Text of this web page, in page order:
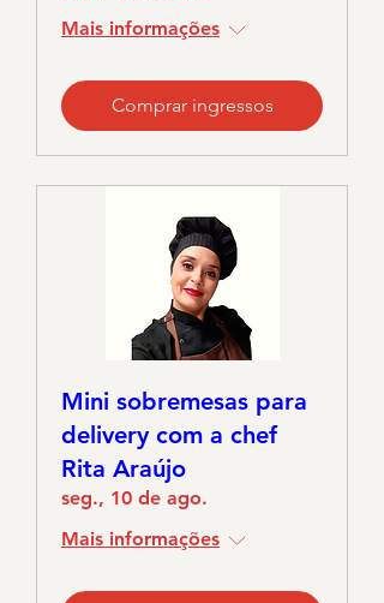
Mais informações
Comprar ingressos
Mini sobremesas para
delivery com a chef
Rita Araújo
seg., 10 de ago.
Mais informações